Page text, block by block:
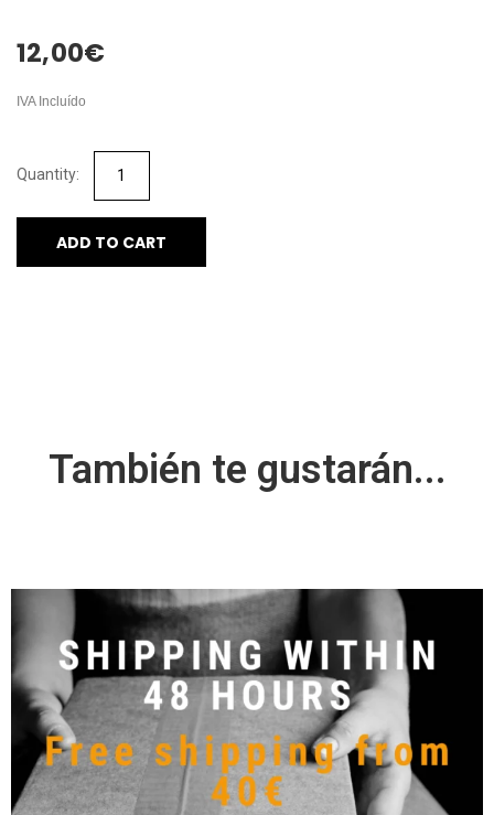
12,00€
IVA Incluído
ADD TO CART
También te gustarán...